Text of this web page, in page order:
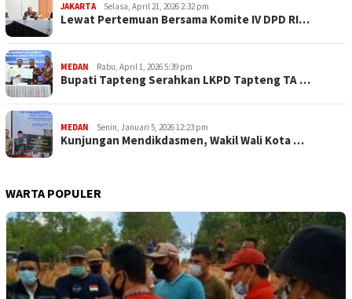
JAKARTA Selasa, April 21, 2026 2:32 pm
Lewat Pertemuan Bersama Komite IV DPD RI…
MEDAN Rabu, April 1, 2026 5:39 pm
Bupati Tapteng Serahkan LKPD Tapteng TA …
MEDAN Senin, Januari 5, 2026 12:23 pm
Kunjungan Mendikdasmen, Wakil Wali Kota …
WARTA POPULER